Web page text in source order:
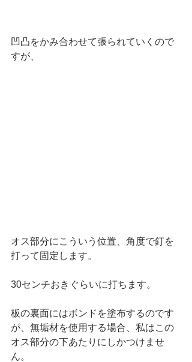
凹凸をかみ合わせて張られていくので
すが、
オス部分にこういう位置、角度で釘を
打って固定します。
30センチおきぐらいに打ちます。
板の裏面にはボンドを塗布するのです
が、無垢材を使用する場合、私はこの
オス部分の下あたりにしかつけませ
ん。